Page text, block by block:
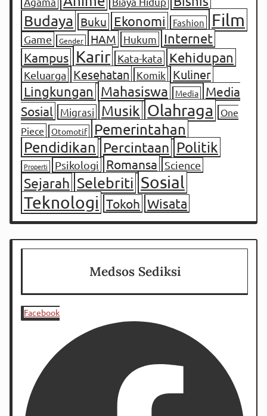
Budaya Buku Ekonomi Fashion Film
Game Gender HAM Hukum
Internet
Kampus Karir Kata-kata Kehidupan
Keluarga Kesehatan Komik Kuliner
Lingkungan Mahasiswa Media
Media
Sosial
Migrasi Musik Olahraga
One
Piece
Otomotif
Pemerintahan
Pendidikan Percintaan Politik
Properti Psikologi Romansa Science
Sejarah Selebriti Sosial
Teknologi Tokoh Wisata
Medsos Sediksi
Facebook